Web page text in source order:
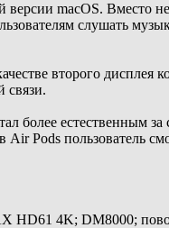
версии macOS.
слушать
второго
связи.
более естественным
Pods пользователь
HD61 4K; DM8000;